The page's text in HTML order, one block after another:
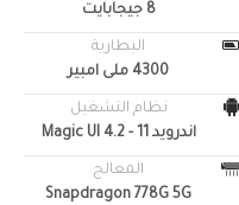
8 جيجابايت
البطارية
4300 ملى امبير
نظام التشغيل
اندرويد 11 - Magic UI 4.2
المعالج
Snapdragon 778G 5G